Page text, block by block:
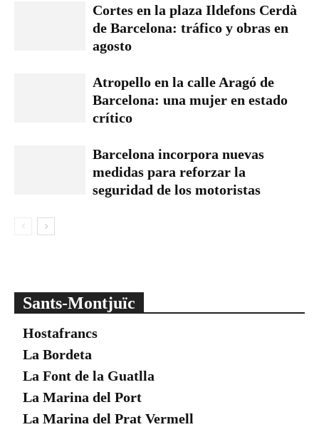
Cortes en la plaza Ildefons Cerdà
de Barcelona: tráfico y obras en
agosto
Atropello en la calle Aragó de
Barcelona: una mujer en estado
crítico
Barcelona incorpora nuevas
medidas para reforzar la
seguridad de los motoristas
Sants-Montjuïc
Hostafrancs
La Bordeta
La Font de la Guatlla
La Marina del Port
La Marina del Prat Vermell